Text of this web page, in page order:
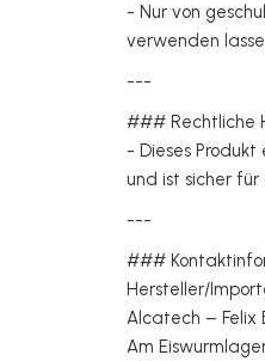
- Nur von
verwenden
---
### Rechtliche
- Dieses
und ist sicher
---
###
Hersteller/
Alcatech – Felix
Am